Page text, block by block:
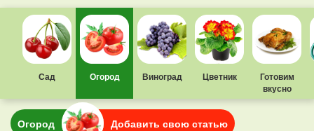
Сад Огород Виноград Цветник
Готовим
вкусно
Огород Добавить свою статью